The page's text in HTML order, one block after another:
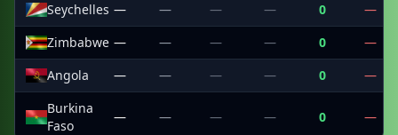
Seychelles — — — — 0
—
Zimbabwe — — — — 0
—
Angola
— — — — 0
—
Burkina
Faso
— — — — 0 —